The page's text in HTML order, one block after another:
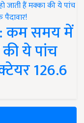
कम समय में
ये पांच
126.6